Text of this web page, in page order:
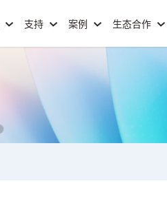
支持 案例 生态合作